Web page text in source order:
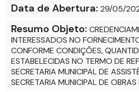
Data de Abertura: 29/05/
Resumo Objeto:
INTERESSADOS NO
CONFORME CONDIÇÕES,
ESTABELECIDAS NO TERMO DE
SECRETARIA MUNICIPAL DE
SECRETARIA MUNICIPAL DE OBRAS